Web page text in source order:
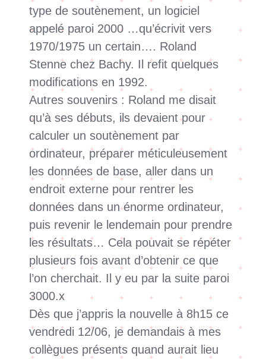
type de soutènement, un logiciel
appelé paroi 2000 …qu’écrivit vers
1970/1975 un certain…. Roland
Stenne chez Bachy. Il refit quelques
modifications en 1992.
Autres souvenirs : Roland me disait
qu’à ses débuts, ils devaient pour
calculer un soutènement par
ordinateur, préparer méticuleusement
les données de base, aller dans un
endroit externe pour rentrer les
données dans un énorme ordinateur,
puis revenir le lendemain pour prendre
les résultats… Cela pouvait se répéter
plusieurs fois avant d’obtenir ce que
l’on cherchait. Il y eu par la suite paroi
3000.x
Dès que j’appris la nouvelle à 8h15 ce
vendredi 12/06, je demandais à mes
collègues présents quand aurait lieu